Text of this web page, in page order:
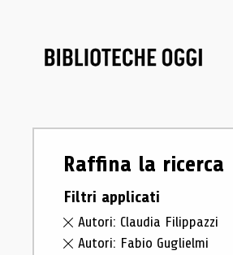
Raffina la ricerca
Filtri applicati
Autori: Claudia Filippazzi
Autori: Fabio Guglielmi